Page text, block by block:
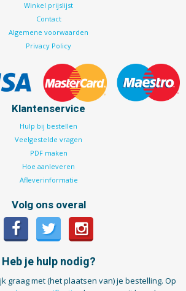
Winkel prijslijst
Contact
Algemene voorwaarden
Privacy Policy
Klantenservice
Hulp bij bestellen
Veelgestelde vragen
PDF maken
Hoe aanleveren
Afleverinformatie
Volg ons overal
Heb je hulp nodig?
graag met (het plaatsen van) je bestelling. Op